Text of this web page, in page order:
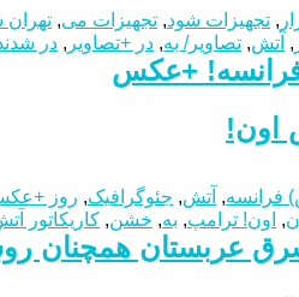
, تجهیزات شود, تجهیزات می, تهران
, آتش, تصاویر/ به, در +تصاویر , در
فرانسه! +عکس
فرانسه, آتش, جئوگرافیک, روز
اون!
, اون! ترامپ, به, خشن, کاریکاتور
عربستان همچنان